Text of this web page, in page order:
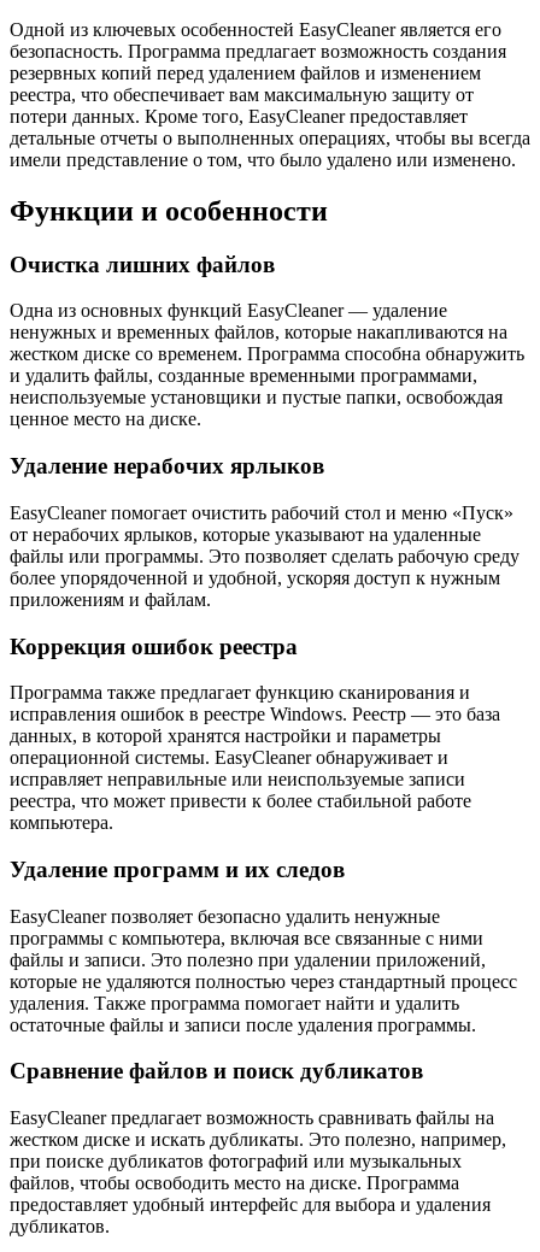
Одной из ключевых особенностей EasyCleaner является его
безопасность. Программа предлагает возможность создания
резервных копий перед удалением файлов и изменением
реестра, что обеспечивает вам максимальную защиту от
потери данных. Кроме того, EasyCleaner предоставляет
детальные отчеты о выполненных операциях, чтобы вы всегда
имели представление о том, что было удалено или изменено.
Функции и особенности
Очистка лишних файлов
Одна из основных функций EasyCleaner — удаление
ненужных и временных файлов, которые накапливаются на
жестком диске со временем. Программа способна обнаружить
и удалить файлы, созданные временными программами,
неиспользуемые установщики и пустые папки, освобождая
ценное место на диске.
Удаление нерабочих ярлыков
EasyCleaner помогает очистить рабочий стол и меню «Пуск»
от нерабочих ярлыков, которые указывают на удаленные
файлы или программы. Это позволяет сделать рабочую среду
более упорядоченной и удобной, ускоряя доступ к нужным
приложениям и файлам.
Коррекция ошибок реестра
Программа также предлагает функцию сканирования и
исправления ошибок в реестре Windows. Реестр — это база
данных, в которой хранятся настройки и параметры
операционной системы. EasyCleaner обнаруживает и
исправляет неправильные или неиспользуемые записи
реестра, что может привести к более стабильной работе
компьютера.
Удаление программ и их следов
EasyCleaner позволяет безопасно удалить ненужные
программы с компьютера, включая все связанные с ними
файлы и записи. Это полезно при удалении приложений,
которые не удаляются полностью через стандартный процесс
удаления. Также программа помогает найти и удалить
остаточные файлы и записи после удаления программы.
Сравнение файлов и поиск дубликатов
EasyCleaner предлагает возможность сравнивать файлы на
жестком диске и искать дубликаты. Это полезно, например,
при поиске дубликатов фотографий или музыкальных
файлов, чтобы освободить место на диске. Программа
предоставляет удобный интерфейс для выбора и удаления
дубликатов.